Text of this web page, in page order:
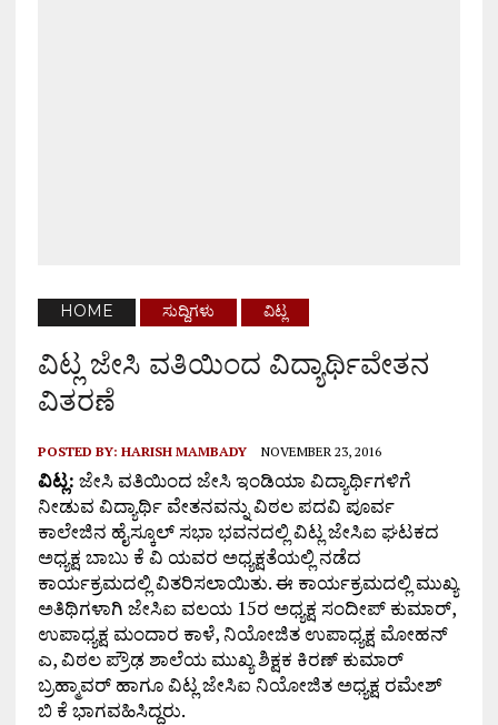
HOME ಸುದ್ದಿಗಳು ವಿಟ್ಲ
ವಿಟ್ಲ ಜೇಸಿ ವತಿಯಿಂದ ವಿದ್ಯಾರ್ಥಿವೇತನ
ವಿತರಣೆ
POSTED BY: HARISH MAMBADY NOVEMBER 23, 2016
ವಿಟ್ಲ: ಜೇಸಿ ವತಿಯಿಂದ ಜೇಸಿ ಇಂಡಿಯಾ ವಿದ್ಯಾರ್ಥಿಗಳಿಗೆ
ನೀಡುವ ವಿದ್ಯಾರ್ಥಿ ವೇತನವನ್ನು ವಿಠಲ ಪದವಿ ಪೂರ್ವ
ಕಾಲೇಜಿನ ಹೈಸ್ಕೂಲ್ ಸಭಾ ಭವನದಲ್ಲಿ ವಿಟ್ಲ ಜೇಸಿಐ ಘಟಕದ
ಅಧ್ಯಕ್ಷ ಬಾಬು ಕೆ ವಿ ಯವರ ಅಧ್ಯಕ್ಷತೆಯಲ್ಲಿ ನಡೆದ
ಕಾರ್ಯಕ್ರಮದಲ್ಲಿ ವಿತರಿಸಲಾಯಿತು. ಈ ಕಾರ್ಯಕ್ರಮದಲ್ಲಿ ಮುಖ್ಯ
ಅತಿಥಿಗಳಾಗಿ ಜೇಸಿಐ ವಲಯ 15ರ ಅಧ್ಯಕ್ಷ ಸಂದೀಪ್ ಕುಮಾರ್,
ಉಪಾಧ್ಯಕ್ಷ ಮಂದಾರ ಕಾಳೆ, ನಿಯೋಜಿತ ಉಪಾಧ್ಯಕ್ಷ ಮೋಹನ್
ಎ, ವಿಠಲ ಪ್ರೌಢ ಶಾಲೆಯ ಮುಖ್ಯ ಶಿಕ್ಷಕ ಕಿರಣ್ ಕುಮಾರ್
ಬ್ರಹ್ಮಾವರ್ ಹಾಗೂ ವಿಟ್ಲ ಜೇಸಿಐ ನಿಯೋಜಿತ ಅಧ್ಯಕ್ಷ ರಮೇಶ್
ಬಿ ಕೆ ಭಾಗವಹಿಸಿದ್ದರು.